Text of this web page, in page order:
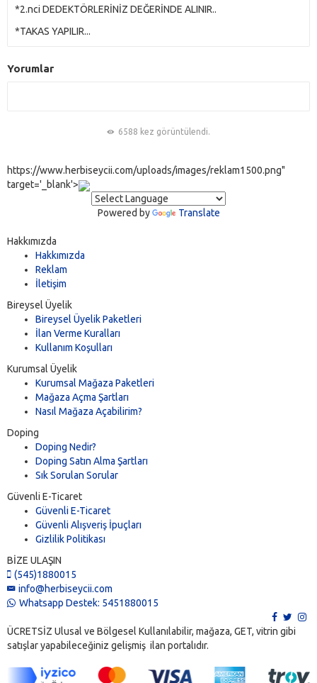
*2.nci DEDEKTÖRLERİNİZ DEĞERİNDE ALINIR..
*TAKAS YAPILIR...
Yorumlar
6588 kez görüntülendi.
https://www.herbiseycii.com/uploads/images/reklam1500.png"
target='_blank'>
Powered by Translate
Hakkımızda
Hakkımızda
Reklam
İletişim
Bireysel Üyelik
Bireysel Üyelik Paketleri
İlan Verme Kuralları
Kullanım Koşulları
Kurumsal Üyelik
Kurumsal Mağaza Paketleri
Mağaza Açma Şartları
Nasıl Mağaza Açabilirim?
Doping
Doping Nedir?
Doping Satın Alma Şartları
Sık Sorulan Sorular
Güvenli E-Ticaret
Güvenli E-Ticaret
Güvenli Alışveriş İpuçları
Gizlilik Politikası
BİZE ULAŞIN
(545)1880015
info@herbiseycii.com
Whatsapp Destek: 5451880015
ÜCRETSİZ Ulusal ve Bölgesel Kullanılabilir, mağaza, GET, vitrin gibi
satışlar yapabileceğiniz gelişmiş ilan portalıdır.